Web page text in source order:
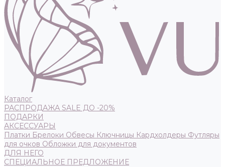
Каталог
РАСПРОДАЖА SALE ДО -20%
ПОДАРКИ
АКСЕССУАРЫ
Платки Брелоки Обвесы Ключницы Кардхолдеры Футляры
для очков Обложки для документов
ДЛЯ НЕГО
СПЕЦИАЛЬНОЕ ПРЕДЛОЖЕНИЕ